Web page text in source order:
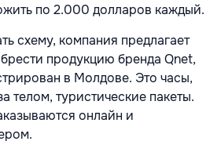
по 2.000 долларов каждый.
схему, компания предлагает
продукцию бренда Qnet,
в Молдове. Это часы,
телом, туристические пакеты.
онлайн и